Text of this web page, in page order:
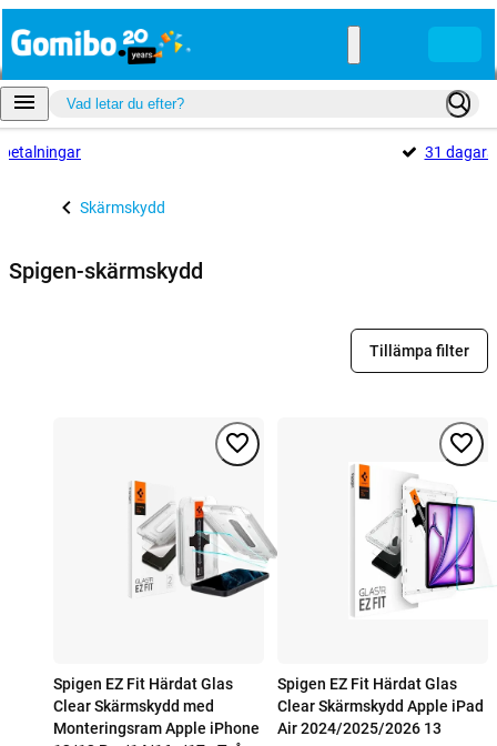
betalningar 31 dagars
Skärmskydd
Spigen-skärmskydd
Tillämpa filter
Spigen EZ Fit Härdat Glas
Clear Skärmskydd med
Monteringsram Apple iPhone
Spigen EZ Fit Härdat Glas
Clear Skärmskydd Apple iPad
Air 2024/2025/2026 13